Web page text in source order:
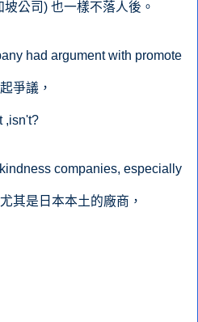
坡公司) 也一樣不落人後。
had argument with promote
爭議，
,isn't?
companies, especially
其是日本本土的廠商，